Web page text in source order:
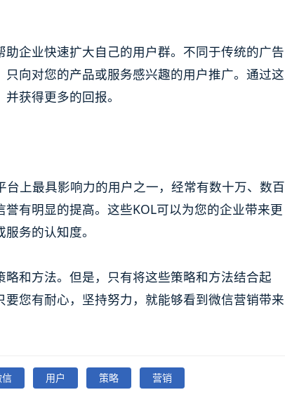
企业快速扩大自己的用户群。不同于传统的广告
向对您的产品或服务感兴趣的用户推广。通过这
获得更多的回报。
上最具影响力的用户之一，经常有数十万、数百
有明显的提高。这些KOL可以为您的企业带来更
务的认知度。
和方法。但是，只有将这些策略和方法结合起
您有耐心，坚持努力，就能够看到微信营销带来
用户 策略 营销